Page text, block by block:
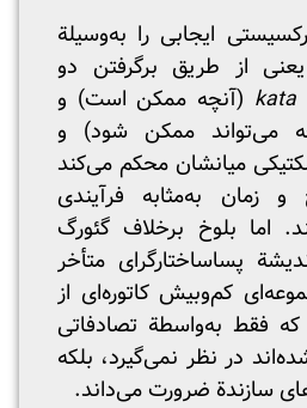
ایجابی را به‌وسیلة
از طریق برگرفتن دو
kata (آنچه ممکن است) و
می‌تواند ممکن شود) و
میانشان محکم می‌کند
زمان به‌مثابه فرآیندی
اما بلوخ برخلاف گئورگ
پساساختارگرای متأخر
کم‌و‌بیش کاتوره‌ای از
که فقط به‌واسطة تصادفاتی
در نظر نمی‌گیرد، بلکه
سازندة ضرورت می‌داند.